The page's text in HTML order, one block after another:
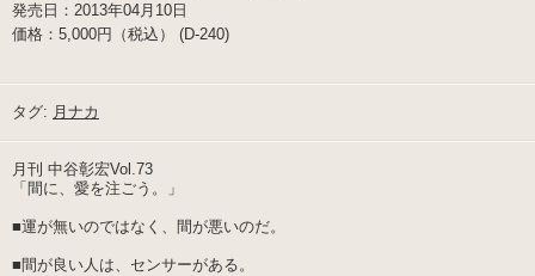
発売日：2013年04月10日
価格：5,000円（税込） (D-240)
タグ: 月ナカ
月刊 中谷彰宏Vol.73
「間に、愛を注ごう。」
■運が無いのではなく、間が悪いのだ。
■間が良い人は、センサーがある。